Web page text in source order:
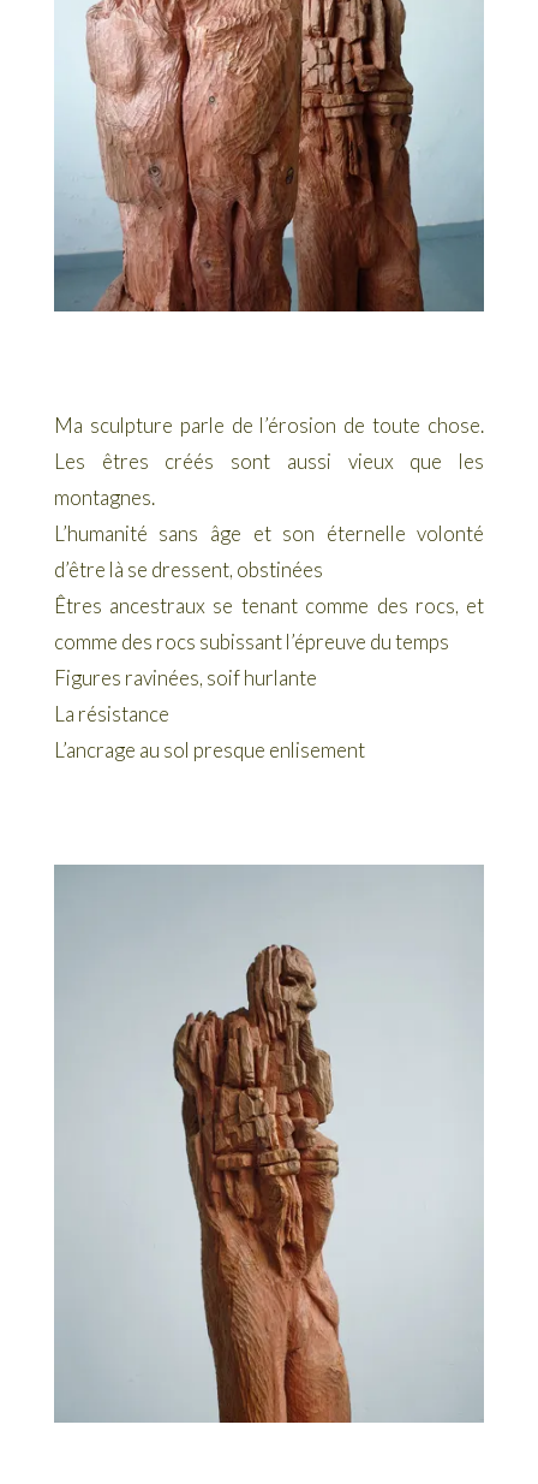
Ma sculpture parle de l’érosion de toute chose.
Les êtres créés sont aussi vieux que les
montagnes.
L’humanité sans âge et son éternelle volonté
d’être là se dressent, obstinées
Êtres ancestraux se tenant comme des rocs, et
comme des rocs subissant l’épreuve du temps
Figures ravinées, soif hurlante
La résistance
L’ancrage au sol presque enlisement